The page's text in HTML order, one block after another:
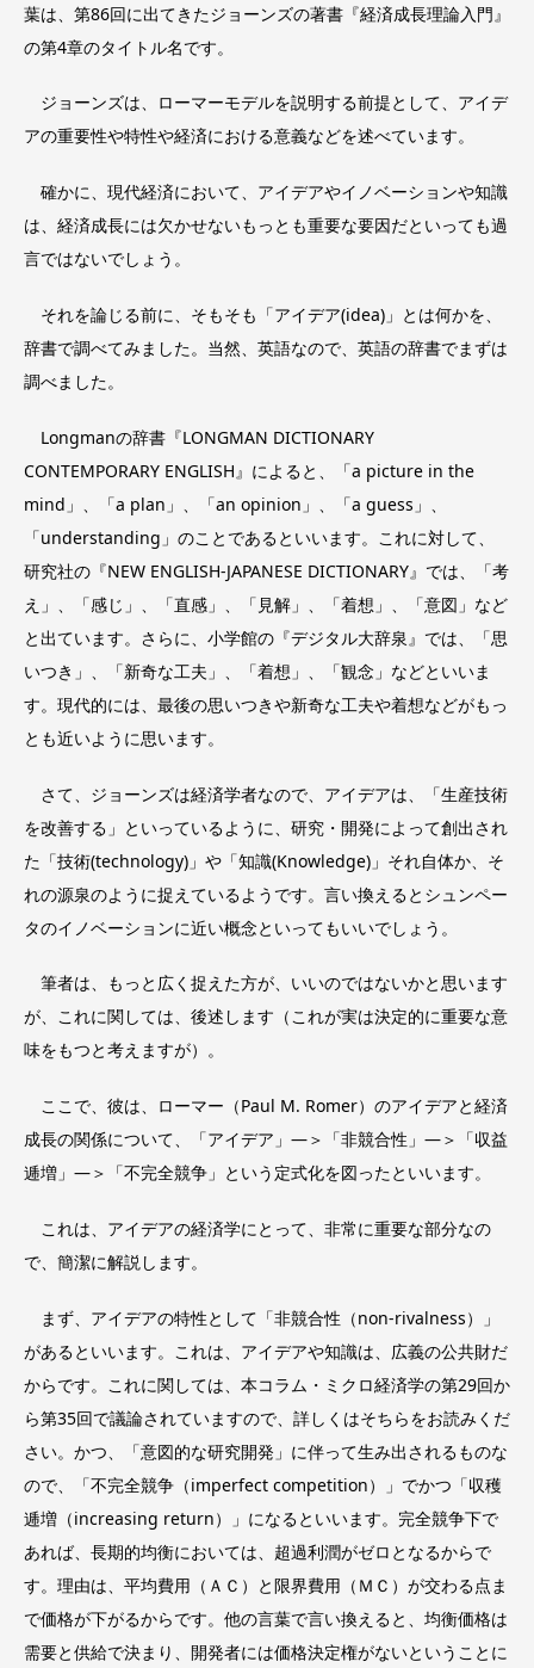
葉は、第86回に出てきたジョーンズの著書『経済成長理論入門』
の第4章のタイトル名です。
ジョーンズは、ローマーモデルを説明する前提として、アイデ
アの重要性や特性や経済における意義などを述べています。
確かに、現代経済において、アイデアやイノベーションや知識
は、経済成長には欠かせないもっとも重要な要因だといっても過
言ではないでしょう。
それを論じる前に、そもそも「アイデア(idea)」とは何かを、
辞書で調べてみました。当然、英語なので、英語の辞書でまずは
調べました。
Longmanの辞書『LONGMAN DICTIONARY
CONTEMPORARY ENGLISH』によると、「a picture in the
mind」、「a plan」、「an opinion」、「a guess」、
「understanding」のことであるといいます。これに対して、
研究社の『NEW ENGLISH-JAPANESE DICTIONARY』では、「考
え」、「感じ」、「直感」、「見解」、「着想」、「意図」など
と出ています。さらに、小学館の『デジタル大辞泉』では、「思
いつき」、「新奇な工夫」、「着想」、「観念」などといいま
す。現代的には、最後の思いつきや新奇な工夫や着想などがもっ
とも近いように思います。
さて、ジョーンズは経済学者なので、アイデアは、「生産技術
を改善する」といっているように、研究・開発によって創出され
た「技術(technology)」や「知識(Knowledge)」それ自体か、そ
れの源泉のように捉えているようです。言い換えるとシュンペー
タのイノベーションに近い概念といってもいいでしょう。
筆者は、もっと広く捉えた方が、いいのではないかと思います
が、これに関しては、後述します（これが実は決定的に重要な意
味をもつと考えますが）。
ここで、彼は、ローマー（Paul M. Romer）のアイデアと経済
成長の関係について、「アイデア」―＞「非競合性」―＞「収益
逓増」―＞「不完全競争」という定式化を図ったといいます。
これは、アイデアの経済学にとって、非常に重要な部分なの
で、簡潔に解説します。
まず、アイデアの特性として「非競合性（non-rivalness）」
があるといいます。これは、アイデアや知識は、広義の公共財だ
からです。これに関しては、本コラム・ミクロ経済学の第29回か
ら第35回で議論されていますので、詳しくはそちらをお読みくだ
さい。かつ、「意図的な研究開発」に伴って生み出されるものな
ので、「不完全競争（imperfect competition）」でかつ「収穫
逓増（increasing return）」になるといいます。完全競争下で
あれば、長期的均衡においては、超過利潤がゼロとなるからで
す。理由は、平均費用（ＡＣ）と限界費用（ＭＣ）が交わる点ま
で価格が下がるからです。他の言葉で言い換えると、均衡価格は
需要と供給で決まり、開発者には価格決定権がないということに